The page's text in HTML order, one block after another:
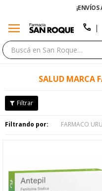
¡ENVÍOS A TODO EL PAÍS!
menu call
SALUD MARCA
Filtrando por: FARMACO
close